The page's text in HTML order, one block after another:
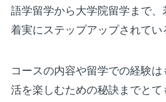
語学留学から大学院留学まで
着実にステップアップされてい
コースの内容や留学での経験
活を楽しむための秘訣までとて